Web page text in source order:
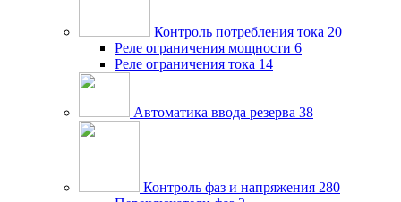
Контроль потребления тока 20
Реле ограничения мощности 6
Реле ограничения тока 14
Автоматика ввода резерва 38
Контроль фаз и напряжения 280